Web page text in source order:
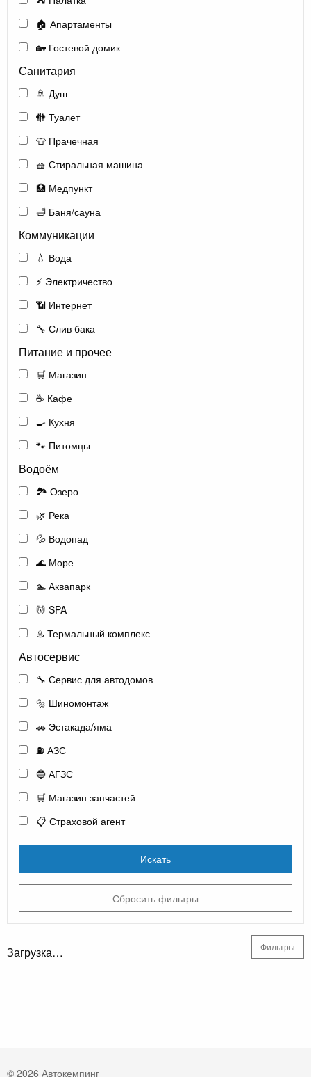
🏠 Апартаменты
🏡 Гостевой домик
Санитария
🚿 Душ
🚻 Туалет
👕 Прачечная
🧺 Стиральная машина
🏥 Медпункт
🛁 Баня/сауна
Коммуникации
💧 Вода
⚡ Электричество
📶 Интернет
🔧 Слив бака
Питание и прочее
🛒 Магазин
☕ Кафе
🍳 Кухня
🐾 Питомцы
Водоём
🏞️ Озеро
🌿 Река
💦 Водопад
🌊 Море
🏊 Аквапарк
💆 SPA
♨️ Термальный комплекс
Автосервис
🔧 Сервис для автодомов
🔩 Шиномонтаж
🚗 Эстакада/яма
⛽ АЗС
🔵 АГЗС
🛒 Магазин запчастей
📋 Страховой агент
Искать
Сбросить фильтры
Загрузка… Фильтры
© 2026 Автокемпинг